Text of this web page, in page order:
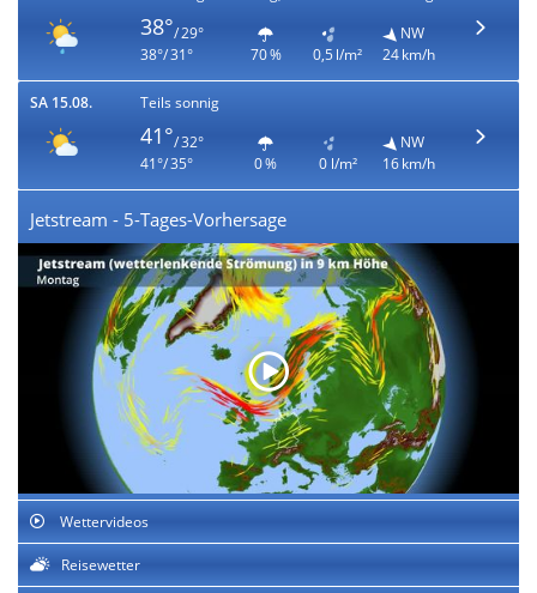
38°/ 29°
38°/ 31°
70 % 0,5 l/m²
NW
24 km/h
SA 15.08. Teils sonnig
41°/ 32°
41°/ 35°
0 % 0 l/m²
NW
16 km/h
Jetstream - 5-Tages-Vorhersage
Wettervideos
Reisewetter